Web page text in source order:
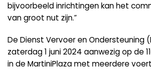
bijvoorbeeld inrichtingen kan het
van groot nut zijn.”
De Dienst Vervoer en Ondersteuning
zaterdag 1 juni 2024 aanwezig op de
in de MartiniPlaza met meerdere